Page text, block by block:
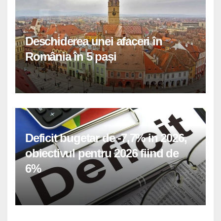
Deschiderea unei afaceri în
România în 5 pași
Deficit bugetar de -7,7% in 2026,
obiectivul pentru 2026 fiind de
6%